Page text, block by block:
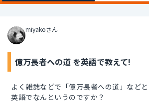
miyakoさん
億万長者への道 を英語で教えて!
よく雑誌などで「億万長者への道」など
英語でなんというのですか？